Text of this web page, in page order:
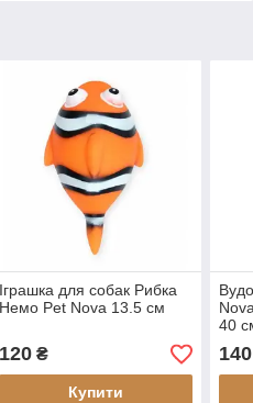
Іграшка для собак Рибка
Немо Pet Nova 13.5 см
120₴
Купити
40
140